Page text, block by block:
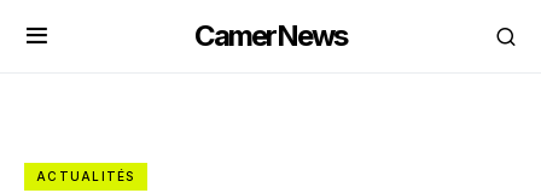
CamerNews
ACTUALITÉS